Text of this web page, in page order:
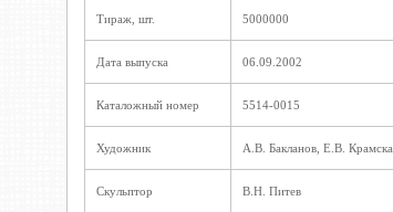
Тираж, шт. 5000000
Дата выпуска 06.09.2002
Каталожный номер 5514-0015
Художник А.В. Бакланов, Е.В.
Скульптор В.Н. Питев